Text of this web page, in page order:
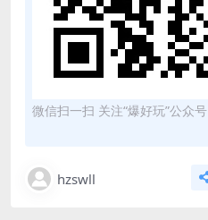
微信扫一扫 关注“爆好玩”公众号
hzswll